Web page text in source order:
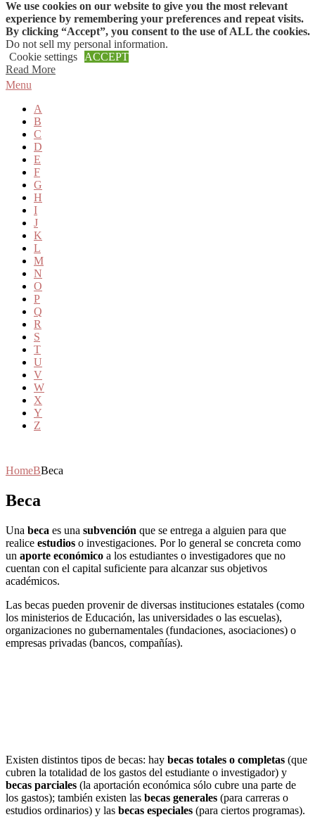
Skip to content
Menu
A
B
C
D
E
F
G
H
I
J
K
L
M
N
O
P
Q
R
S
T
U
V
W
X
Y
Z
HomeBBeca
Beca
Una beca es una subvención que se entrega a alguien para que
realice estudios o investigaciones. Por lo general se concreta como
un aporte económico a los estudiantes o investigadores que no
cuentan con el capital suficiente para alcanzar sus objetivos
académicos.
Las becas pueden provenir de diversas instituciones estatales (como
los ministerios de Educación, las universidades o las escuelas),
organizaciones no gubernamentales (fundaciones, asociaciones) o
empresas privadas (bancos, compañías).
Existen distintos tipos de becas: hay becas totales o completas (que
cubren la totalidad de los gastos del estudiante o investigador) y
becas parciales (la aportación económica sólo cubre una parte de
los gastos); también existen las becas generales (para carreras o
estudios ordinarios) y las becas especiales (para ciertos programas).
We use cookies on our website to give you the most relevant
experience by remembering your preferences and repeat visits.
By clicking “Accept”, you consent to the use of ALL the cookies.
Do not sell my personal information.
Cookie settings
ACCEPT
Read More